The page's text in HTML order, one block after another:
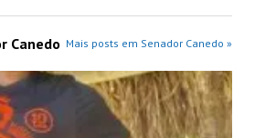
Canedo Mais posts em Senador Canedo »